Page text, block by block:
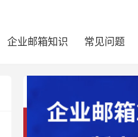
企业邮箱知识 常见问题